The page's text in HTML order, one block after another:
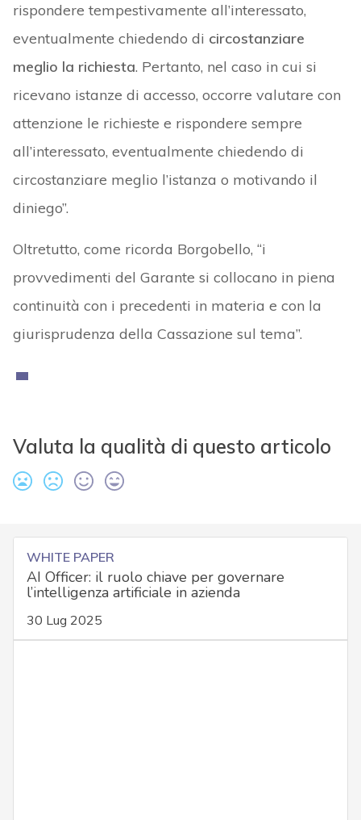
rispondere tempestivamente all’interessato,
eventualmente chiedendo di circostanziare
meglio la richiesta. Pertanto, nel caso in cui si
ricevano istanze di accesso, occorre valutare con
attenzione le richieste e rispondere sempre
all’interessato, eventualmente chiedendo di
circostanziare meglio l’istanza o motivando il
diniego”.
Oltretutto, come ricorda Borgobello, “i
provvedimenti del Garante si collocano in piena
continuità con i precedenti in materia e con la
giurisprudenza della Cassazione sul tema”.
Valuta la qualità di questo articolo
WHITE PAPER
AI Officer: il ruolo chiave per governare
l’intelligenza artificiale in azienda
30 Lug 2025